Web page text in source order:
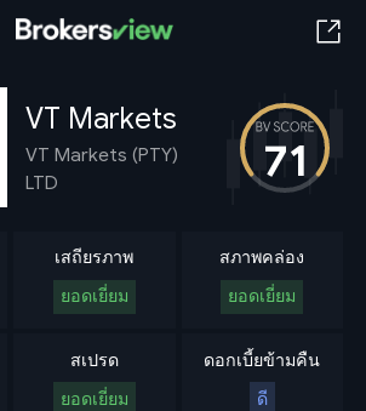
VT Markets
VT Markets (PTY)
LTD
71
เสถียรภาพ
ยอดเยี่ยม
สภาพคล่อง
ยอดเยี่ยม
สเปรด
ยอดเยี่ยม
ดอกเบี้ยข้ามคืน
ดี